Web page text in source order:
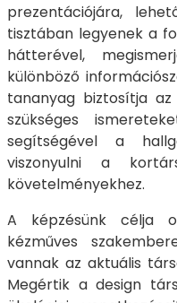
prezentációjára,
tisztában legyenek a
hátterével,
különböző
tananyag biztosítja az
szükséges
segítségével a
viszonyulni a
követelményekhez.
A képzésünk célja
kézműves
vannak az aktuális
Megértik a design